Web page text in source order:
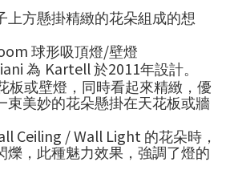
上方懸掛精緻的花朵組成的想
球形吸頂燈/壁燈
為 Kartell 於2011年設計。
板或壁燈，同時看起來精緻，優
束美妙的花朵懸掛在天花板或牆
Ceiling / Wall Light 的花朵時，
爍，此種魅力效果，強調了燈的